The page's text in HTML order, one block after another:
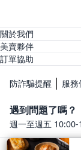
關於我們
關於美賣
人才招募
美賣夥伴
供應商註冊
網紅註冊
訂單協助
防詐騙提醒 服務
遇到問題了嗎？
週一至週五